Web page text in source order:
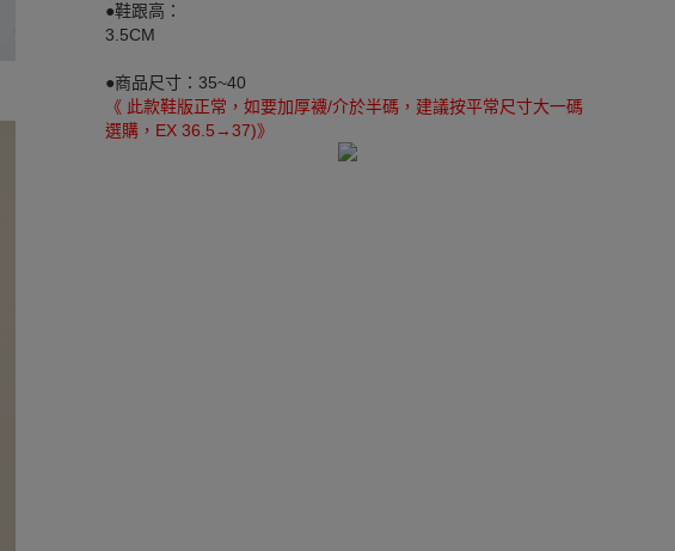
●鞋跟高：
3.5CM
●商品尺寸：35~40
《 此款鞋版正常，如要加厚襪/介於半碼，建議按平常尺寸大一碼
選購，EX 36.5→37)》